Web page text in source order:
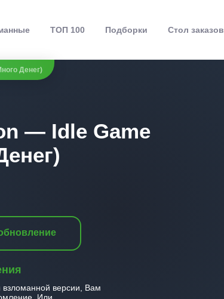
ТОП 100 Подборки Стол заказов
Денег)
— Idle Game
взломанной версии, Вам